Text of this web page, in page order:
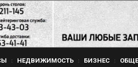
НЕДВИЖИМОСТЬ БИЗНЕС